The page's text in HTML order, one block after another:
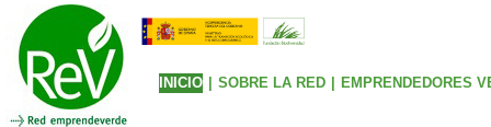
INICIO SOBRE LA RED EMPRENDEDORES